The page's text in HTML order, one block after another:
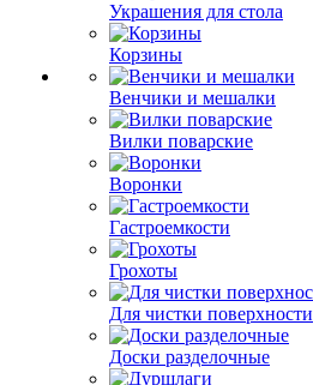
Украшения для стола
Корзины
Венчики и мешалки
Вилки поварские
Воронки
Гастроемкости
Грохоты
Для чистки поверхности
Доски разделочные